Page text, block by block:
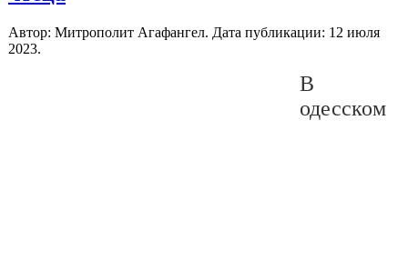
Автор: Митрополит Агафангел. Дата публикации: 12 июля
2023.
В
одесском